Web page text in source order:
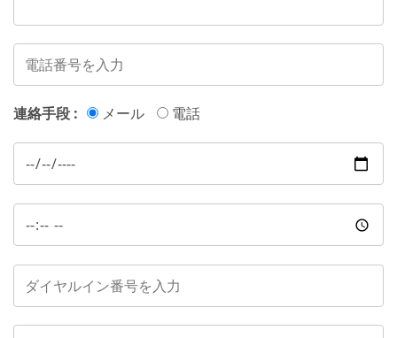
連絡手段 : メール 電話